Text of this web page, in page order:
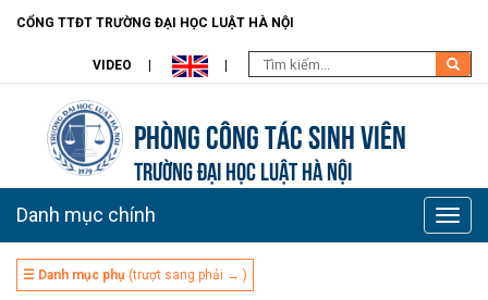
CỔNG TTĐT TRƯỜNG ĐẠI HỌC LUẬT HÀ NỘI
VIDEO
Phòng Công tác sinh viên
TRƯỜNG ĐẠI HỌC LUẬT HÀ NỘI
Toggle
Danh mục chính
☰ Danh mục phụ (trượt sang phải → )